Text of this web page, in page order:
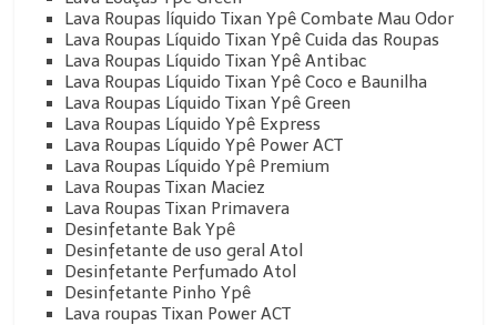
Lava Roupas líquido Tixan Ypê Combate Mau Odor
Lava Roupas Líquido Tixan Ypê Cuida das Roupas
Lava Roupas Líquido Tixan Ypê Antibac
Lava Roupas Líquido Tixan Ypê Coco e Baunilha
Lava Roupas Líquido Tixan Ypê Green
Lava Roupas Líquido Ypê Express
Lava Roupas Líquido Ypê Power ACT
Lava Roupas Líquido Ypê Premium
Lava Roupas Tixan Maciez
Lava Roupas Tixan Primavera
Desinfetante Bak Ypê
Desinfetante de uso geral Atol
Desinfetante Perfumado Atol
Desinfetante Pinho Ypê
Lava roupas Tixan Power ACT